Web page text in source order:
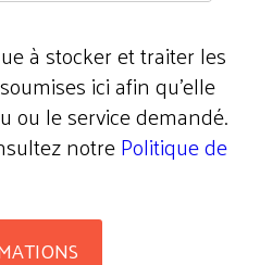
à stocker et traiter les
ici afin qu’elle
ou le service demandé.
notrePolitique de